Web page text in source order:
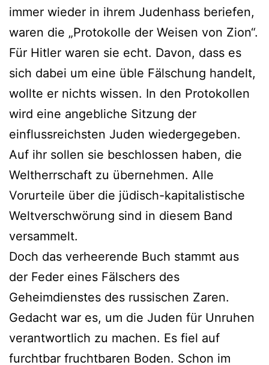
immer wieder in ihrem Judenhass beriefen,
waren die „Protokolle der Weisen von Zion“.
Für Hitler waren sie echt. Davon, dass es
sich dabei um eine üble Fälschung handelt,
wollte er nichts wissen. In den Protokollen
wird eine angebliche Sitzung der
einflussreichsten Juden wiedergegeben.
Auf ihr sollen sie beschlossen haben, die
Weltherrschaft zu übernehmen. Alle
Vorurteile über die jüdisch-kapitalistische
Weltverschwörung sind in diesem Band
versammelt.
Doch das verheerende Buch stammt aus
der Feder eines Fälschers des
Geheimdienstes des russischen Zaren.
Gedacht war es, um die Juden für Unruhen
verantwortlich zu machen. Es fiel auf
furchtbar fruchtbaren Boden. Schon im